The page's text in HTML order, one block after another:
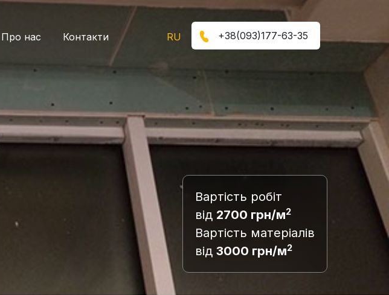
Про нас Контакти RU +38(093)177-63-35
Вартість робіт
від 2700 грн/м2
Вартість матеріалів
від 3000 грн/м2